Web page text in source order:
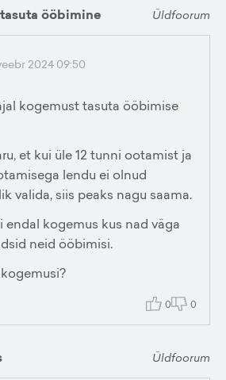
ööbimine Üldfoorum
2024 09:50
kogemust tasuta ööbimise
et kui üle 12 tunni ootamist ja
lendu ei olnud
valida, siis peaks nagu saama.
kogemus kus nad väga
neid ööbimisi.
0 0
Üldfoorum